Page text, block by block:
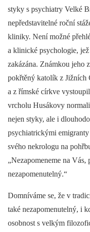
styky s psychiatry Velké
nepředstavitelné roční
kliniky. Není možné
a klinické psychologie,
zakázána. Známkou jeho
pokřtěný katolík z Jižních
a z římské církve
vrcholu Husákovy
nejen styky, ale i
psychiatrickými
svého nekrologu na
„Nezapomeneme na Vás,
nezapomenutelný.“
Domníváme se, že v
také nezapomenutelný, i
osobnost s velkým